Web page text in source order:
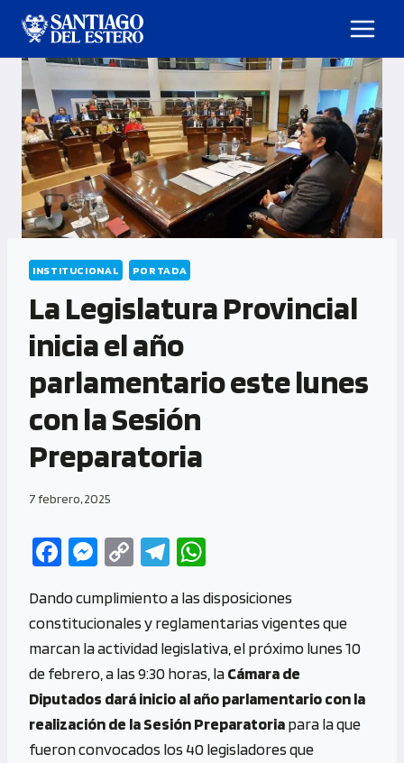
INSTITUCIONAL PORTADA
La Legislatura Provincial
inicia el año
parlamentario este lunes
con la Sesión
Preparatoria
7 febrero, 2025
Fa
b
o
o
k
M
se
n
g
er
C
py
Li
n
k
Te
gr
a
m
at
s
A
p
p
Dando cumplimiento a las disposiciones
constitucionales y reglamentarias vigentes que
marcan la actividad legislativa, el próximo lunes 10
de febrero, a las 9:30 horas, laCámara de
Diputados dará inicio al año parlamentario con la
realización de la Sesión Preparatoriapara la que
fueron convocados los 40 legisladores que